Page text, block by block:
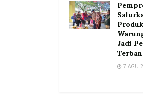
Jadi
7 AGU